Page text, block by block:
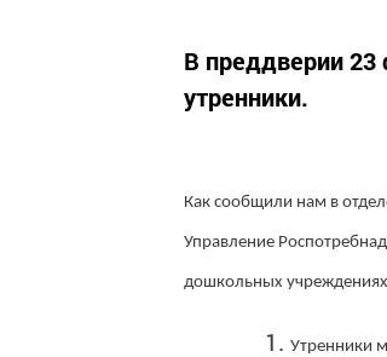
​​​​​​​В преддверии 23
утренники.
Как сообщили нам в
Управление
дошкольных
Утренники